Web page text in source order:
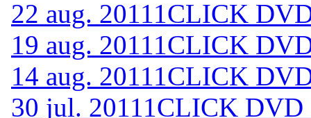
22 aug. 20111CLICK
19 aug. 20111CLICK
14 aug. 20111CLICK
30 jul. 20111CLICK DVD